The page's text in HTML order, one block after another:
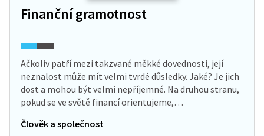
Finanční gramotnost
Ačkoliv patří mezi takzvané měkké dovednosti, její
neznalost může mít velmi tvrdé důsledky. Jaké? Je jich
dost a mohou být velmi nepříjemné. Na druhou stranu,
pokud se ve světě financí orientujeme,…
Člověk a společnost